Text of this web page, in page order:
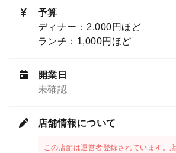
予算
ディナー：2,000円ほど
ランチ：1,000円ほど
開業日
未確認
店舗情報について
この店舗は運営者登録されています。